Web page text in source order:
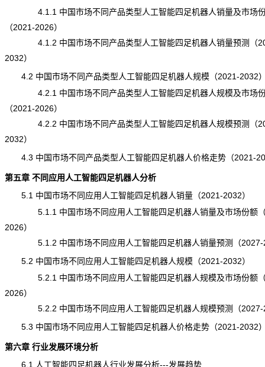
4.1.1 中国市场不同产品类型人工智能四足机器人销量及市场
（2021-2026）
4.1.2 中国市场不同产品类型人工智能四足机器人销量预测（
2032）
4.2 中国市场不同产品类型人工智能四足机器人规模（2021-2032
4.2.1 中国市场不同产品类型人工智能四足机器人规模及市场
（2021-2026）
4.2.2 中国市场不同产品类型人工智能四足机器人规模预测（
2032）
4.3 中国市场不同产品类型人工智能四足机器人价格走势（2021-
第五章 不同应用人工智能四足机器人分析
5.1 中国市场不同应用人工智能四足机器人销量（2021-2032）
5.1.1 中国市场不同应用人工智能四足机器人销量及市场份额
2026）
5.1.2 中国市场不同应用人工智能四足机器人销量预测（2027-
5.2 中国市场不同应用人工智能四足机器人规模（2021-2032）
5.2.1 中国市场不同应用人工智能四足机器人规模及市场份额
2026）
5.2.2 中国市场不同应用人工智能四足机器人规模预测（2027-
5.3 中国市场不同应用人工智能四足机器人价格走势（2021-2032
第六章 行业发展环境分析
6.1 人工智能四足机器人行业发展分析---发展趋势